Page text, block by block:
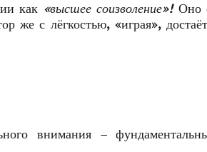
как «высшее соизволение»! Оно
же с лёгкостью, «играя»,
внимания –